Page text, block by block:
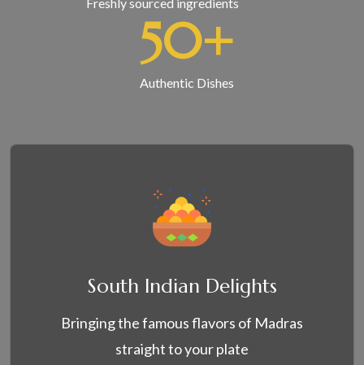
50+
Authentic Dishes
South Indian Delights
Bringing the famous flavors of Madras
straight to your plate